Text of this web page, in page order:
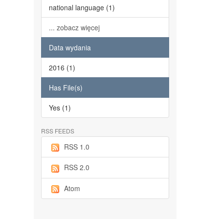
national language (1)
... zobacz więcej
Data wydania
2016 (1)
Has File(s)
Yes (1)
RSS FEEDS
RSS 1.0
RSS 2.0
Atom